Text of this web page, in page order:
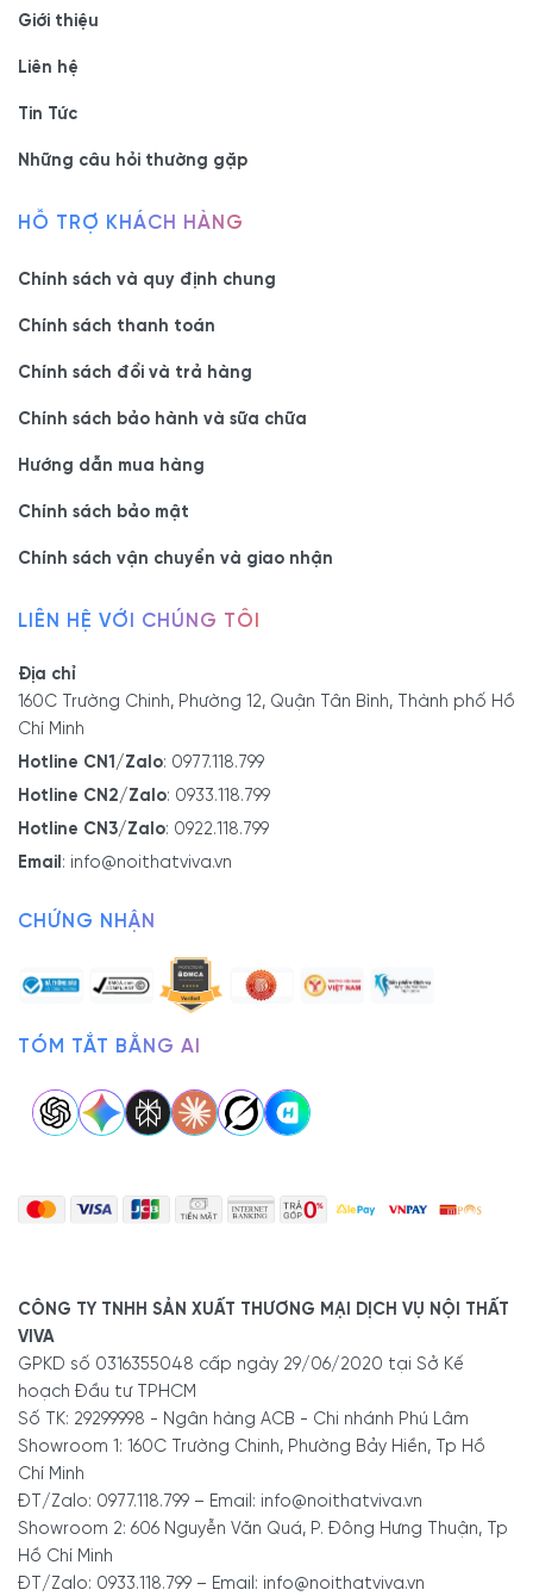
Giới thiệu
Liên hệ
Tin Tức
Những câu hỏi thường gặp
HỖ TRỢ KHÁCH HÀNG
Chính sách và quy định chung
Chính sách thanh toán
Chính sách đổi và trả hàng
Chính sách bảo hành và sữa chữa
Hướng dẫn mua hàng
Chính sách bảo mật
Chính sách vận chuyển và giao nhận
LIÊN HỆ VỚI CHÚNG TÔI
Địa chỉ
160C Trường Chinh, Phường 12, Quận Tân Bình, Thành phố Hồ
Chí Minh
Hotline CN1/Zalo: 0977.118.799
Hotline CN2/Zalo: 0933.118.799
Hotline CN3/Zalo: 0922.118.799
Email: info@noithatviva.vn
CHỨNG NHẬN
TÓM TẮT BẰNG AI
CÔNG TY TNHH SẢN XUẤT THƯƠNG MẠI DỊCH VỤ NỘI THẤT
VIVA
GPKD số 0316355048 cấp ngày 29/06/2020 tại Sở Kế
hoạch Đầu tư TPHCM
Số TK: 29299998 - Ngân hàng ACB - Chi nhánh Phú Lâm
Showroom 1: 160C Trường Chinh, Phường Bảy Hiền, Tp Hồ
Chí Minh
ĐT/Zalo: 0977.118.799 – Email: info@noithatviva.vn
Showroom 2: 606 Nguyễn Văn Quá, P. Đông Hưng Thuận, Tp
Hồ Chí Minh
ĐT/Zalo: 0933.118.799 – Email: info@noithatviva.vn